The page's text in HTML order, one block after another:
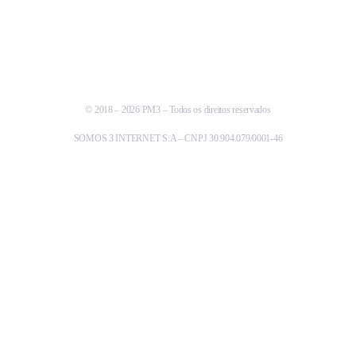
© 2018 – 2026 PM3 – Todos os direitos reservados
SOMOS 3 INTERNET S.A – CNPJ 30.904.079/0001-46